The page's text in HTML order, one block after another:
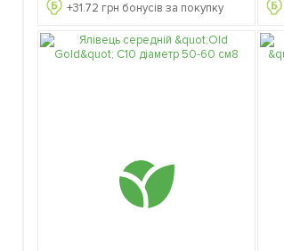
+31.72 грн бонусів за покупку